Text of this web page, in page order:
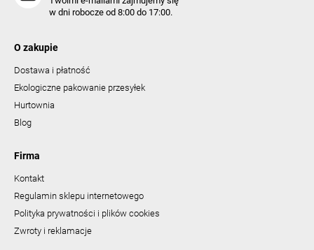
w dni robocze od 8:00 do 17:00.
O zakupie
Dostawa i płatność
Ekologiczne pakowanie przesyłek
Hurtownia
Blog
Firma
Kontakt
Regulamin sklepu internetowego
Polityka prywatności i plików cookies
Zwroty i reklamacje